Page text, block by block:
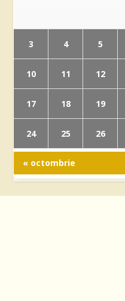
3 4 5
10 11 12
17 18 19
24 25 26
« octombrie